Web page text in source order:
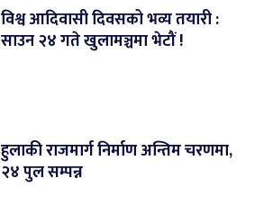
विश्व आदिवासी दिवसको भव्य तयारी :
साउन २४ गते खुलामञ्चमा भेटौं !
हुलाकी राजमार्ग निर्माण अन्तिम चरणमा,
२४ पुल सम्पन्न